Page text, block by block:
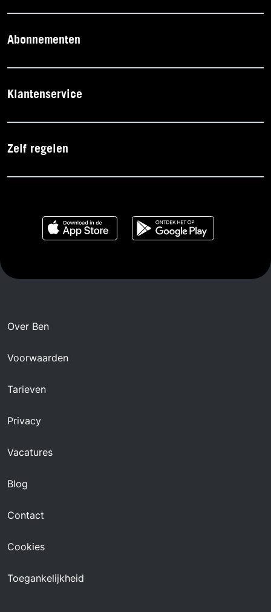
Abonnementen
Klantenservice
Zelf regelen
Over Ben
Voorwaarden
Tarieven
Privacy
Vacatures
Blog
Contact
Cookies
Toegankelijkheid